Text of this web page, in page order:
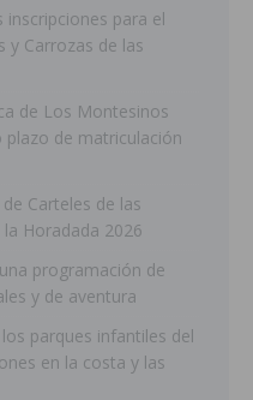
inscripciones para el
y Carrozas de las
de Los Montesinos
de matriculación
Carteles de las
Horadada 2026
programación de
y de aventura
parques infantiles del
en la costa y las